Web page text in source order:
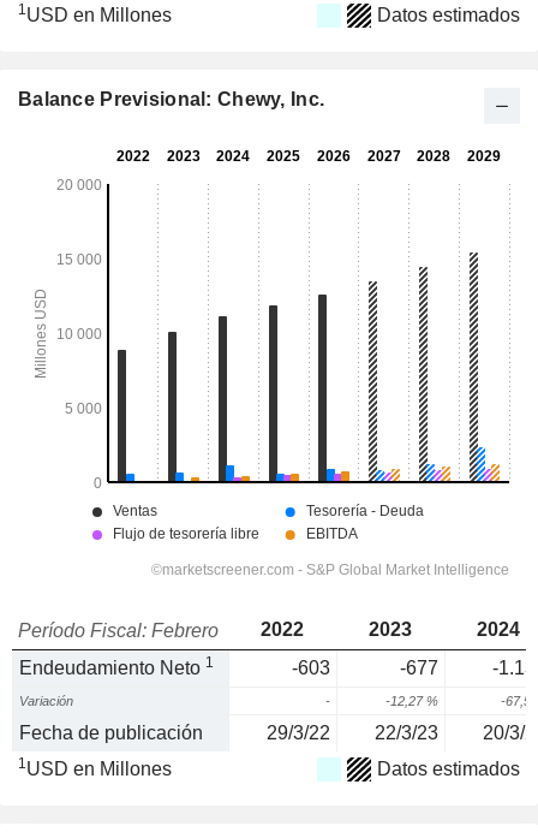
1USD en Millones Datos estimados
Balance Previsional: Chewy, Inc.
Período Fiscal: Febrero 2022 2023
2024
Endeudamiento Neto 1 -603 -677 -
Variación - -12,27 % -67,5
Fecha de publicación 29/3/22 22/3/23 20/3/
1USD en Millones Datos estimados